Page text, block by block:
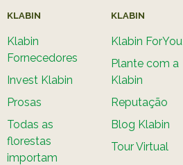
KLABIN
Klabin
Fornecedores
Invest Klabin
Prosas
Todas as
florestas
importam
KLABIN
Klabin ForYou
Plante com a
Klabin
Reputação
Blog Klabin
Tour Virtual